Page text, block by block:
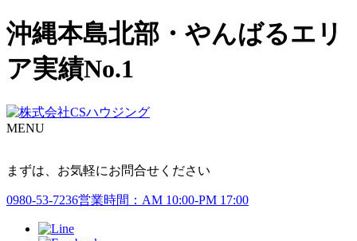
沖縄本島北部・やんばるエリ
ア実績No.1
MENU
まずは、お気軽にお問合せください
0980-53-7236営業時間：AM 10:00-PM 17:00